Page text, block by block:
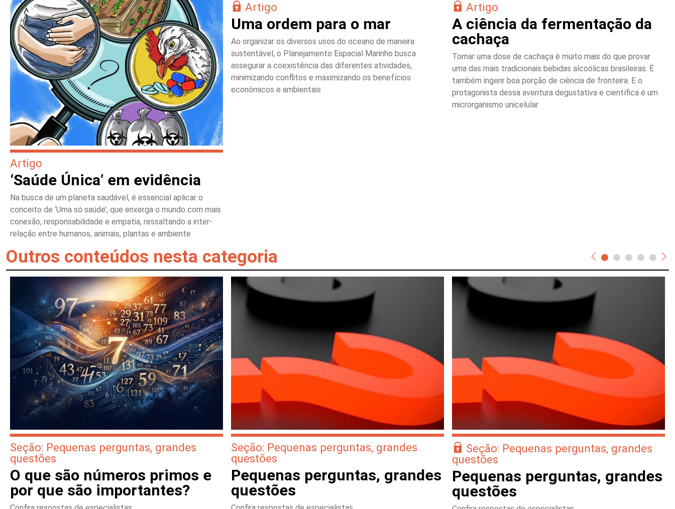
Artigo
‘Saúde Única’ em evidência
Na busca de um planeta saudável, é essencial aplicar o
conceito de ‘Uma só saúde’, que enxerga o mundo com mais
conexão, responsabilidade e empatia, ressaltando a inter-
relação entre humanos, animais, plantas e ambiente
Artigo
Uma ordem para o mar
Ao organizar os diversos usos do oceano de maneira
sustentável, o Planejamento Espacial Marinho busca
assegurar a coexistência das diferentes atividades,
minimizando conflitos e maximizando os benefícios
econômicos e ambientais
Artigo
A ciência da fermentação da
cachaça
Tomar uma dose de cachaça é muito mais do que provar
uma das mais tradicionais bebidas alcoólicas brasileiras. É
também ingerir boa porção de ciência de fronteira. E o
protagonista dessa aventura degustativa e científica é um
microrganismo unicelular
Outros conteúdos nesta categoria
Seção: Pequenas perguntas, grandes
questões
O que são números primos e
por que são importantes?
Seção: Pequenas perguntas, grandes
questões
Pequenas perguntas, grandes
questões
Seção: Pequenas perguntas, grandes
questões
Pequenas perguntas, grandes
questões